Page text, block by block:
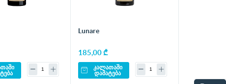
Lunare
185,00 ₾
კალათაში
დამატება